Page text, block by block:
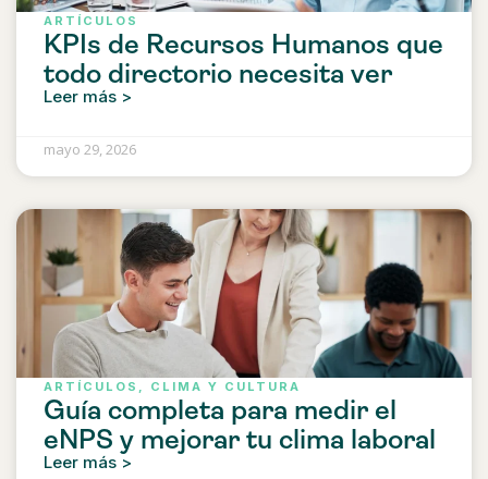
ARTÍCULOS
KPIs de Recursos Humanos que
todo directorio necesita ver
Leer más >
mayo 29, 2026
ARTÍCULOS CLIMA Y CULTURA
Guía completa para medir el
eNPS y mejorar tu clima laboral
Leer más >